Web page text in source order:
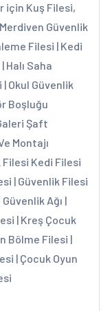
için Kuş Filesi,
Güvenlik
Filesi | Kedi
Halı Saha
Okul Güvenlik
Boşluğu
Şaft
Montajı
Kedi Filesi
| Güvenlik Filesi
Ağı |
| Kreş Çocuk
Bölme Filesi |
| Çocuk Oyun